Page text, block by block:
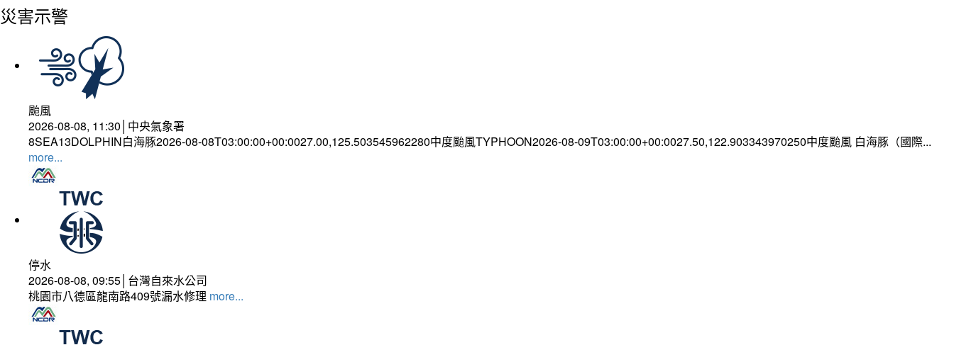
災害示警
颱風
2026-08-08, 11:30│中央氣象署
8SEA13DOLPHIN白海豚2026-08-08T03:00:00+00:0027.00,125.503545962280中度颱風TYPHOON2026-08-09T03:00:00+00:0027.50,122.903343970250中度颱風 白海豚（國際...
more...
停水
2026-08-08, 09:55│台灣自來水公司
桃園市八德區龍南路409號漏水修理 more...